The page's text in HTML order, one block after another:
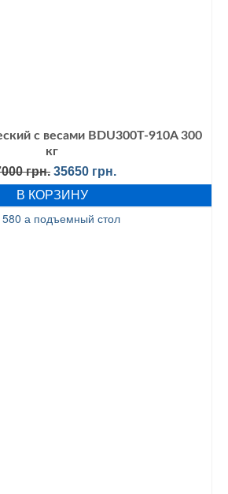
с весами BDU300T-910A 300
кг
грн. Первоначальная
цена
составляла
37000 грн..
35650 грн.Текущая
цена:
В КОРЗИНУ